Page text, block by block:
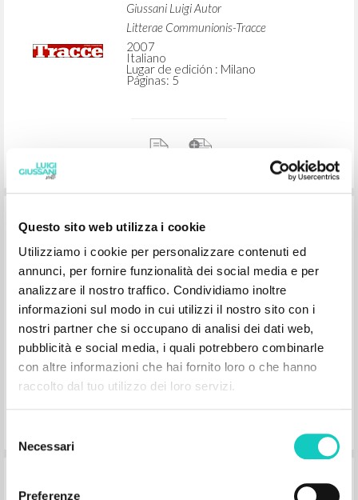
Questo sito web utilizza i cookie
Utilizziamo i cookie per personalizzare contenuti ed
annunci, per fornire funzionalità dei social media e per
analizzare il nostro traffico. Condividiamo inoltre
informazioni sul modo in cui utilizzi il nostro sito con i
nostri partner che si occupano di analisi dei dati web,
pubblicità e social media, i quali potrebbero combinarle
con altre informazioni che hai fornito loro o che hanno
raccolto dal tuo utilizzo dei loro servizi.
delNecessari
Preferenze
Giussani Luigi Autor
Litterae Communionis-Tracce
2007
Italiano
Lugar de edición : Milano
Páginas: 5
Maria: Glaube und Treue
Giussani Luigi Autor
Litterae Communionis-Spuren
2007
Lugar de edición : München
Páginas: 4
Maria im Geheimnis Christi und der